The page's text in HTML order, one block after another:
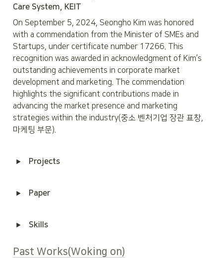
Care System, KEIT
On September 5, 2024, Seongho Kim was honored
with a commendation from the Minister of SMEs and
Startups, under certificate number 17266. This
recognition was awarded in acknowledgment of Kim’s
outstanding achievements in corporate market
development and marketing. The commendation
highlights the significant contributions made in
advancing the market presence and marketing
strategies within the industry(중소 벤처기업 장관 표창,
마케팅 부문).
Projects
Paper
Skills
Past Works(Woking on)